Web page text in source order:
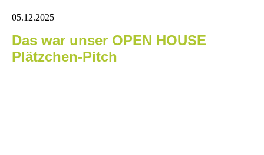
05.12.2025
Das war unser OPEN HOUSE
Plätzchen-Pitch